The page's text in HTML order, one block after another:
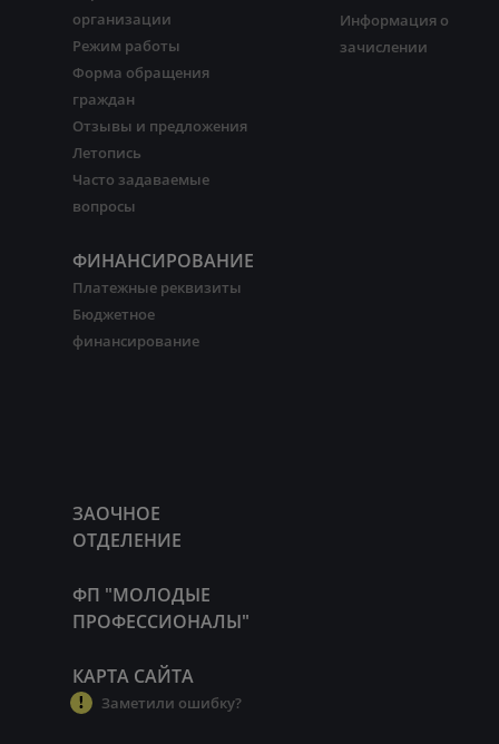
организации
Режим работы
Форма обращения
граждан
Отзывы и предложения
Летопись
Часто задаваемые
вопросы
ФИНАНСИРОВАНИЕ
Платежные реквизиты
Бюджетное
финансирование
Информация о
зачислении
ЗАОЧНОЕ
ОТДЕЛЕНИЕ
ФП "МОЛОДЫЕ
ПРОФЕССИОНАЛЫ"
КАРТА САЙТА
Заметили ошибку?